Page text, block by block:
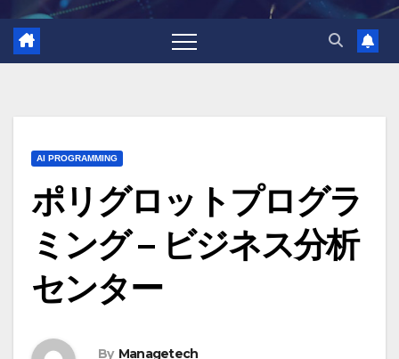
AI PROGRAMMING
ポリグロットプログラ
ミング – ビジネス分析
センター
By Managetech